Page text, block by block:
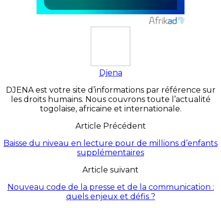
Djena
DJENA est votre site d’informations par référence sur
les droits humains. Nous couvrons toute l’actualité
togolaise, africaine et internationale.
Article Précédent
Baisse du niveau en lecture pour de millions d’enfants
supplémentaires
Article suivant
Nouveau code de la presse et de la communication :
quels enjeux et défis ?